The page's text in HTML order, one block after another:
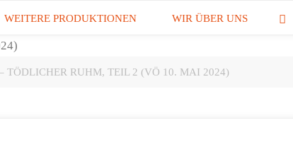
WEITERE PRODUKTIONEN WIR ÜBER UNS
TÖDLICHER RUHM, TEIL 2 (VÖ 10. MAI 2024)